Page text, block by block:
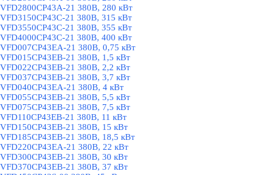
VFD2800CP43A-21 380В, 280 кВт
VFD3150CP43C-21 380В, 315 кВт
VFD3550CP43C-21 380В, 355 кВт
VFD4000CP43C-21 380В, 400 кВт
VFD007CP43EA-21 380В, 0,75 кВт
VFD015CP43EB-21 380В, 1,5 кВт
VFD022CP43EB-21 380В, 2,2 кВт
VFD037CP43EB-21 380В, 3,7 кВт
VFD040CP43EA-21 380В, 4 кВт
VFD055CP43EB-21 380В, 5,5 кВт
VFD075CP43EB-21 380В, 7,5 кВт
VFD110CP43EB-21 380В, 11 кВт
VFD150CP43EB-21 380В, 15 кВт
VFD185CP43EB-21 380В, 18,5 кВт
VFD220CP43EA-21 380В, 22 кВт
VFD300CP43EB-21 380В, 30 кВт
VFD370CP43EB-21 380В, 37 кВт